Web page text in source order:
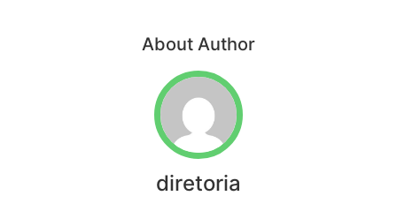
About Author
diretoria